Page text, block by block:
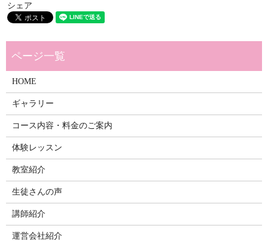
シェア
HOME
ギャラリー
コース内容・料金のご案内
体験レッスン
教室紹介
生徒さんの声
講師紹介
運営会社紹介